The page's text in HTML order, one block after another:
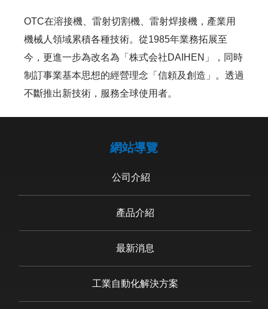
OTC在溶接機、雷射切割機、雷射焊接機，產業用
機械人領域累積各種技術。從1985年業務拓展至
今，更進一步為改名為「株式会社DAIHEN」，同時
制訂事業基本思想的經營理念「信頼及創造」。透過
不斷推出新技術，服務全球使用者。
網站導覽
公司介紹
產品介紹
最新消息
工業自動化解決方案